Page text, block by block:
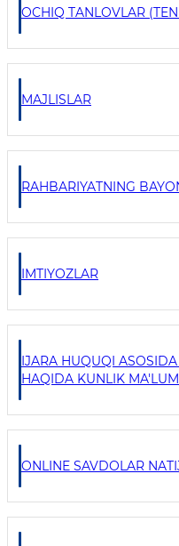
OCHIQ TANLOVLAR
MAJLISLAR
RAHBARIYATNING
IMTIYOZLAR
IJARA HUQUQI
HAQIDA KUNLIK
ONLINE SAVDOLAR